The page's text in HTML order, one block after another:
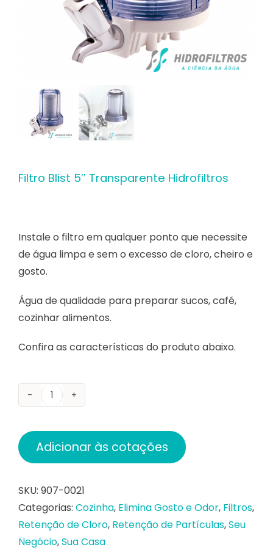
Contato
Filtro Blist 5″ Transparente Hidrofiltros
Instale o filtro em qualquer ponto que necessite
de água limpa e sem o excesso de cloro, cheiro e
gosto.
Água de qualidade para preparar sucos, café,
cozinhar alimentos.
Confira as características do produto abaixo.
Filtro
Transparente
quantidade
Adicionar às cotações
SKU: 907-0021
Categorias: Cozinha, Elimina Gosto e Odor, Filtros,
Retenção de Cloro, Retenção de Partículas,Seu
Negócio,Sua Casa